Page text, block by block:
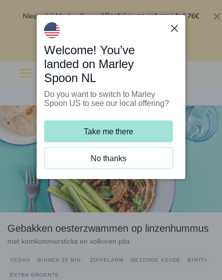
Nieuw bij Marley Spoon?Bestel nu en ontvang tot 76€
Gebakken oesterzwammen op linzenhummus
met komkommersticks en volkoren pita
VEGAN BINNEN 30 MIN. ZUIVELARM GEZONDE KEUZE EIWIT+
EXTRA GROENTE
Welcome! You’ve
landed on Marley
Spoon NL
Do you want to switch to Marley
Spoon US to see our local offering?
Take me there
No thanks